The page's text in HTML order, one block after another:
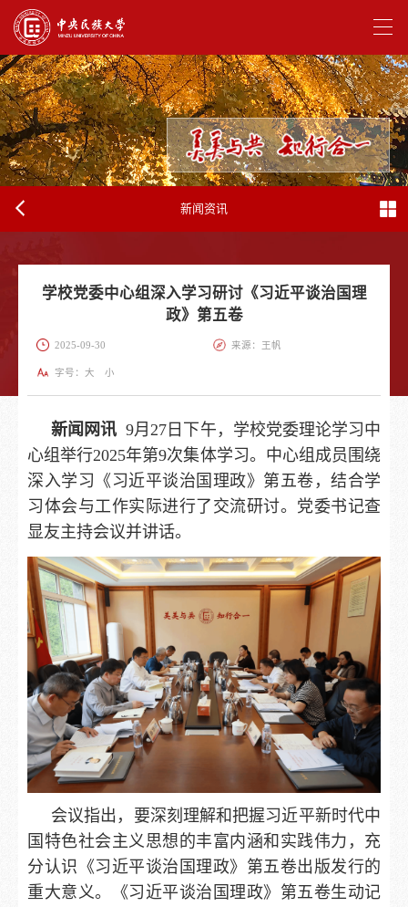
新闻资讯
学校党委中心组深入学习研讨《习近平谈治国理
政》第五卷
2025-09-30 来源：王帆
字号： 大 小
新闻网讯 9月27日下午，学校党委理论学习中
心组举行2025年第9次集体学习。中心组成员围绕
深入学习《习近平谈治国理政》第五卷，结合学
习体会与工作实际进行了交流研讨。党委书记查
显友主持会议并讲话。
会议指出，要深刻理解和把握习近平新时代中
国特色社会主义思想的丰富内涵和实践伟力，充
分认识《习近平谈治国理政》第五卷出版发行的
重大意义。《习近平谈治国理政》第五卷生动记